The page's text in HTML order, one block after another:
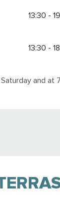
13:30 -
13:30 -
and at